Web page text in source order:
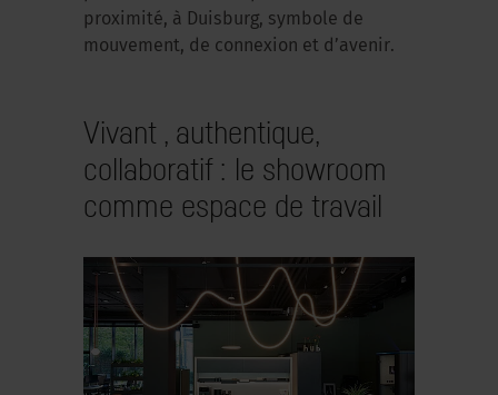
proximité, à Duisburg, symbole de
mouvement, de connexion et d’avenir.
Vivant , authentique,
collaboratif : le showroom
comme espace de travail